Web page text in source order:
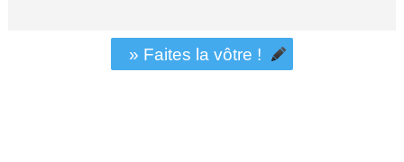
» Faites la vôtre !